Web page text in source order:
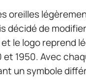
oreilles
décidé de
le logo reprend
1950. Avec
un symbole